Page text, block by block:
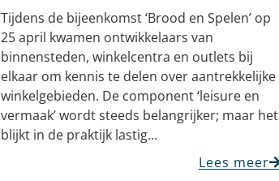
Tijdens de bijeenkomst ‘Brood en Spelen’ op
25 april kwamen ontwikkelaars van
binnensteden, winkelcentra en outlets bij
elkaar om kennis te delen over aantrekkelijke
winkelgebieden. De component ‘leisure en
vermaak’ wordt steeds belangrijker; maar het
blijkt in de praktijk lastig...
Lees meer